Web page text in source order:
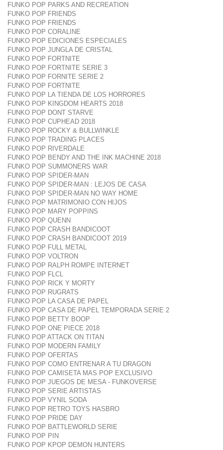
FUNKO POP PARKS AND RECREATION
FUNKO POP FRIENDS
FUNKO POP FRIENDS
FUNKO POP CORALINE
FUNKO POP EDICIONES ESPECIALES
FUNKO POP JUNGLA DE CRISTAL
FUNKO POP FORTNITE
FUNKO POP FORTNITE SERIE 3
FUNKO POP FORNITE SERIE 2
FUNKO POP FORTNITE
FUNKO POP LA TIENDA DE LOS HORRORES
FUNKO POP KINGDOM HEARTS 2018
FUNKO POP DONT STARVE
FUNKO POP CUPHEAD 2018
FUNKO POP ROCKY & BULLWINKLE
FUNKO POP TRADING PLACES
FUNKO POP RIVERDALE
FUNKO POP BENDY AND THE INK MACHINE 2018
FUNKO POP SUMMONERS WAR
FUNKO POP SPIDER-MAN
FUNKO POP SPIDER-MAN : LEJOS DE CASA
FUNKO POP SPIDER-MAN NO WAY HOME
FUNKO POP MATRIMONIO CON HIJOS
FUNKO POP MARY POPPINS
FUNKO POP QUENN
FUNKO POP CRASH BANDICOOT
FUNKO POP CRASH BANDICOOT 2019
FUNKO POP FULL METAL
FUNKO POP VOLTRON
FUNKO POP RALPH ROMPE INTERNET
FUNKO POP FLCL
FUNKO POP RICK Y MORTY
FUNKO POP RUGRATS
FUNKO POP LA CASA DE PAPEL
FUNKO POP CASA DE PAPEL TEMPORADA SERIE 2
FUNKO POP BETTY BOOP
FUNKO POP ONE PIECE 2018
FUNKO POP ATTACK ON TITAN
FUNKO POP MODERN FAMILY
FUNKO POP OFERTAS
FUNKO POP COMO ENTRENAR A TU DRAGON
FUNKO POP CAMISETA MAS POP EXCLUSIVO
FUNKO POP JUEGOS DE MESA - FUNKOVERSE
FUNKO POP SERIE ARTISTAS
FUNKO POP VYNIL SODA
FUNKO POP RETRO TOYS HASBRO
FUNKO POP PRIDE DAY
FUNKO POP BATTLEWORLD SERIE
FUNKO POP PIN
FUNKO POP KPOP DEMON HUNTERS